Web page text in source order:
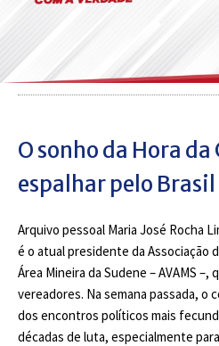
O sonho da Hora da
espalhar pelo
Arquivo pessoal Maria José Rocha
é o atual presidente da Associação
Área Mineira da Sudene – AVAMS –,
vereadores. Na semana passada, o
dos encontros políticos mais
décadas de luta, especialmente